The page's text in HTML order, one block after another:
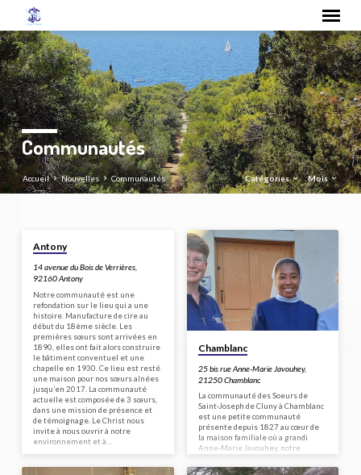
Communautés
Accueil Nouvelles Communautés Catégories Mois
Communautés
Antony
14 avenue du Bois de Verrières,
92160 Antony
Notre communauté est une
refondation sur le lieu qui a une
histoire. Manufacture de cire au
début du 18ème siècle. Les
premières sœurs sont arrivées en
1890, elles ont fait alors construire
le bâtiment conventuel et une
chapelle en 1930. Ce lieu est resté
une maison pour nos sœurs aînées
jusqu’en 2017. La communauté
actuelle est composée de 3 sœurs,
dans une mission de présence et
de témoignage. Le Christ nous
invite à nous ouvrir à notre
environnement et à…
Chamblanc
25 bis rue Anne-Marie Javouhey,
21250 Chamblanc
La communauté des Soeurs de
Saint-Joseph de Cluny à Chamblanc
est une petite communauté
présente depuis 1827 au cœur de
la maison familiale où a grandi
Anne-Marie Javouhey, notre
congrégation.